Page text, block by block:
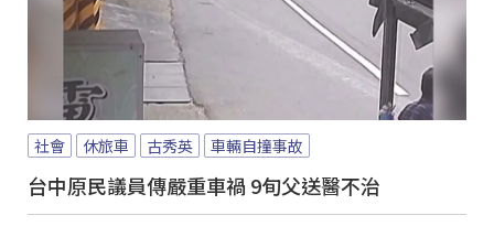
社會 休旅車 古秀英 車輛自撞事故
台中原民議員傳嚴重車禍 9旬父送醫不治